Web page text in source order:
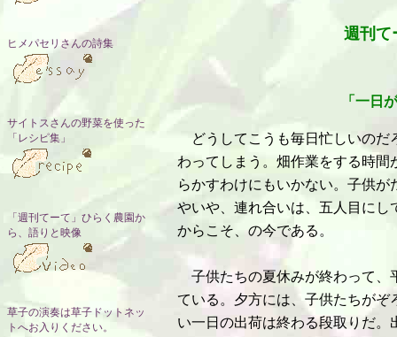
ヒメパセリさんの詩集
サイトスさんの野菜を使った
「レシピ集」
「週刊てーて」ひらく農園か
ら、語りと映像
草子の演奏は草子ドットネッ
トへお入りください。
週刊
「一日
どうしてこうも毎日忙しいのだ
わってしまう。畑作業をする時
らかすわけにもいかない。子供
やいや、連れ合いは、五人目に
からこそ、の今である。
子供たちの夏休みが終わって、
ている。夕方には、子供たちが
い一日の出荷は終わる段取りだ